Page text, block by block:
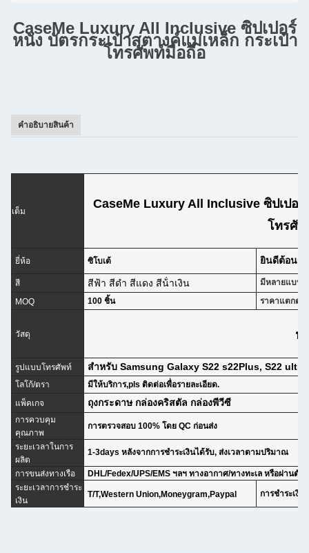
CaseMe Luxury All Inclusive ซิปเปอร์
หนัง บัตรกระเป๋าสตางค์แม่เหล็ก กระเป๋า
โทรศัพท์มือถือ
คําอธิบายสินค้า
เต็ม
CaseMe Luxury All Inclusive ซิปเปอ
โทรศั
ยี่ห้อ ซิโบเต้ ยินดีต้อนรับ
สี สีฟ้า สีดํา สีแดง สีน้ําเงิน
มีหลายแบบ
MOQ
100 ชิ้น ราคาแตกต่า
วัสดุ ห
รูปแบบโทรศัพท์ สําหรับ Samsung Galaxy S22 s22Plus, S22 ultra
โลโก้/ตรา
มีให้บริการ,pls ติดต่อเพื่อรายละเอียด.
แพ็คเกจ
ถุงกระดาษ กล่องคริสตัล กล่องพีวีซี
การควบคุม
คุณภาพ
การตรวจสอบ 100% โดย QC ก่อนส่ง
ระยะเวลาในการ
ผลิต
1-3days หลังจากการชําระเงินได้รับ, ส่งเวลาตามปริมาณ
การขนส่งทางเรือ
DHL/Fedex/UPS/EMS ฯลฯ ทางอากาศ/ทางทะเล หรือผ่านตั
ระยะเวลาการชําระ
เงิน
T/T,Western Union,Moneygram,Paypal การชําระเงิ